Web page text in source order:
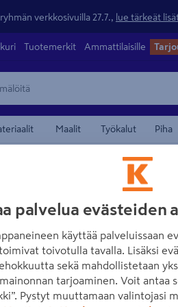
verkkosivuilla 27.7., lue tärkeät
Tuotemerkit Ammattilaisille
Maalit Työkalut Piha
Verhokiskot
palvelua evästeiden
käyttää palveluissaan
toivotulla tavalla. Lisäksi
sekä mahdollistetaan
tarjoaminen. Voit antaa
Pystyt muuttamaan valintojasi